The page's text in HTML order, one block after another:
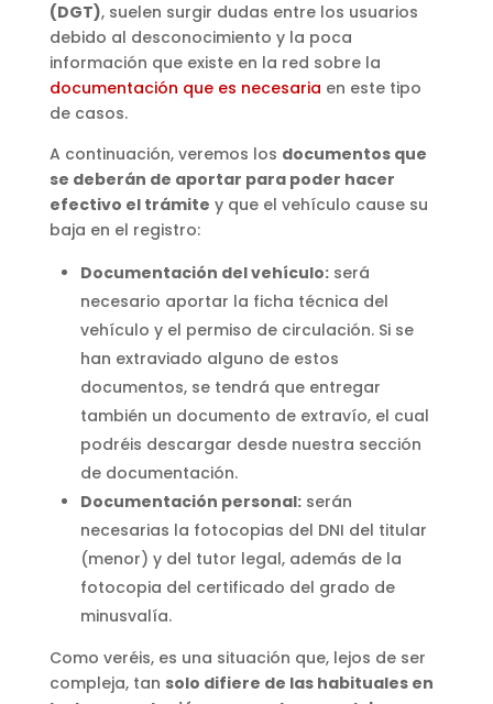
(DGT), suelen surgir dudas entre los usuarios
debido al desconocimiento y la poca
información que existe en la red sobre la
documentación que es necesaria en este tipo
de casos.
A continuación, veremos los documentos que
se deberán de aportar para poder hacer
efectivo el trámite y que el vehículo cause su
baja en el registro:
Documentación del vehículo:será
necesario aportar la ficha técnica del
vehículo y el permiso de circulación. Si se
han extraviado alguno de estos
documentos, se tendrá que entregar
también un documento de extravío, el cual
podréis descargar desde nuestra sección
de documentación.
Documentación personal:serán
necesarias la fotocopias del DNI del titular
(menor) y del tutor legal, además de la
fotocopia del certificado del grado de
minusvalía.
Como veréis, es una situación que, lejos de ser
compleja, tan solo difiere de las habituales en